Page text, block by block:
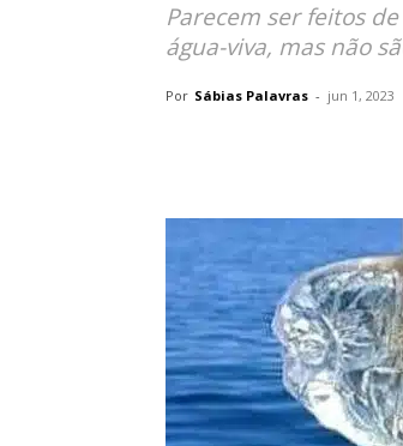
Parecem ser feitos
água-viva, mas não
Por Sábias Palavras - jun 1, 2023